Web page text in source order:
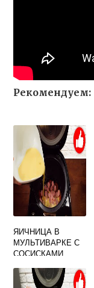
Рекомендуем:
ЯИЧНИЦА В
МУЛЬТИВАРКЕ С
СОСИСКАМИ